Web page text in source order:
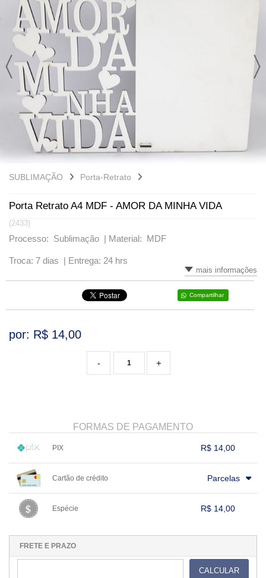
TAÇAS
VARIADOS
JATEADOS
CANECA VIDRO
CANECA PORCELANA
CAMISETAS
MOUSE PAD
PLACA DE ALUMÍNIO
PLACA DE IMÃ
PORTA-RETRATO
PAPEL E TINTA
QUEBRA-CABEÇA
SQUEEZES
TIRANTES
LONGDRINKS
SQUEEZES
TAÇAS
LÂMINA DE CORTE
FILME DE RECORTE
BASE DE RECORTE
SUBLIMAÇÃO Porta-Retrato
Porta Retrato A4 MDF - AMOR DA MINHA VIDA
(2433)
Processo: Sublimação | Material: MDF
Troca: 7 dias | Entrega: 24 hrs
mais informações
Compartilhar
por: R$ 14,00
+
-
FORMAS DE PAGAMENTO
PIX R$ 14,00
..
Cartão de crédito Parcelas
...
Espécie R$ 14,00
..
...
FRETE E PRAZO
CALCULAR